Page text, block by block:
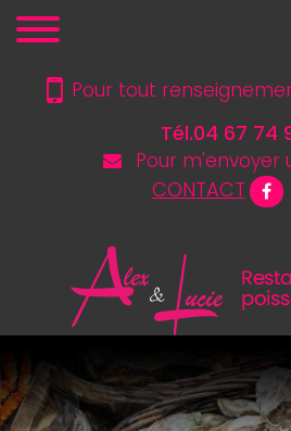
Pour tout
Tél.04 67 74
Pour m'envoyer
CONTACT